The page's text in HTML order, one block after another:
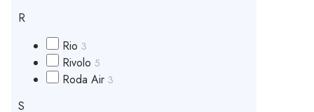
R
Rio 3
Rivolo 5
Roda Air 3
S